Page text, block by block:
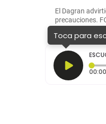
El Dagran
precauciones.
Toca para
00:00